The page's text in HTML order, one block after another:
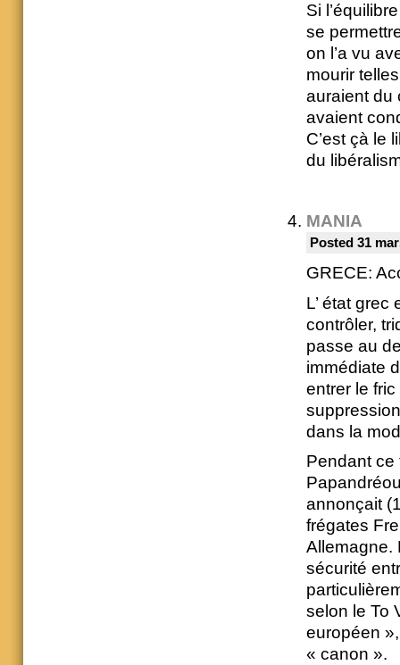
Si
se
on l’a vu
mourir
auraient du
avaient
C’est çà le
du
MANIA
Posted 31
GRECE:
L’ état grec
contrôler,
passe au
immédiate
entrer le
dans la
Pendant ce
annonçait
frégates
Allemagne.
sécurité
selon le To
européen
« canon ».